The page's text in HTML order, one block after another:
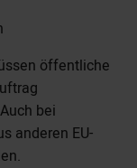
öffentliche
bei
anderen EU-